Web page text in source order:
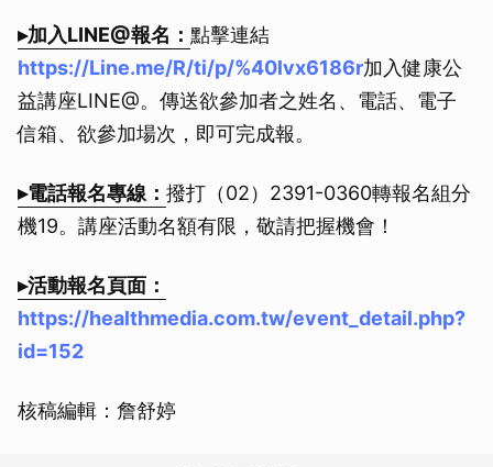
▸加入LINE@報名： 點擊連結
https://Line.me/R/ti/p/%40lvx6186r加入健康公
益講座LINE@。傳送欲參加者之姓名、電話、電子
信箱、欲參加場次，即可完成報。
▸電話報名專線： 撥打（02）2391-0360轉報名組分
機19。講座活動名額有限，敬請把握機會！
▸活動報名頁面：
https://healthmedia.com.tw/event_detail.php?
id=152
核稿編輯：詹舒婷